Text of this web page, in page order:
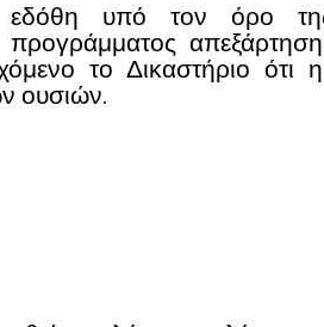
υπό τον όρο της
προγράμματος
το Δικαστήριο ότι
ουσιών.